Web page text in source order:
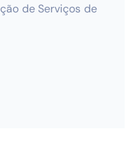
de Serviços de